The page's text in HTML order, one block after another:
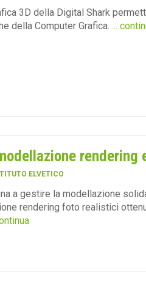
3D della Digital Shark
della Computer Grafica. ...
rendering
ELVETICO
a gestire la modellazione
rendering foto realistici